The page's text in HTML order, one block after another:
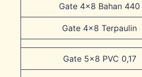
Gate 4×8 Bahan 440
Gate 4×8 Terpaulin
Gate 5×8 PVC 0,17